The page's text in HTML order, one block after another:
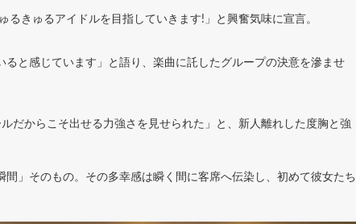
きゅるアイドルを目指していきます!」と興奮気味に宣言。
と感じています」と語り、楽曲に託したグループの決意を滲ませ
だからこそ出せる力強さを見せられた」と、新人離れした度胸と強
」そのもの。その多幸感は瞬く間に客席へ伝染し、初めて彼女たち